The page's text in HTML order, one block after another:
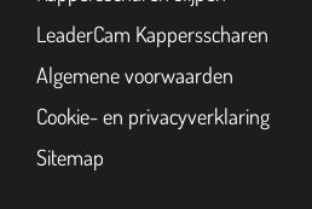
LeaderCam Kappersscharen
Algemene voorwaarden
Cookie- en privacyverklaring
Sitemap